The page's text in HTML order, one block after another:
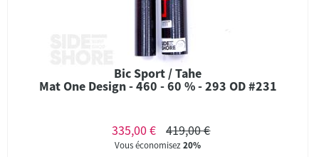
Bic Sport / Tahe
Mat One Design - 460 - 60 % - 293 OD #231
335,00 € 419,00 €
Vous économisez20%